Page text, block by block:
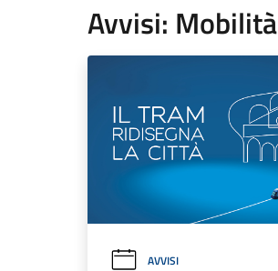
Avvisi: Mobilità
AVVISI